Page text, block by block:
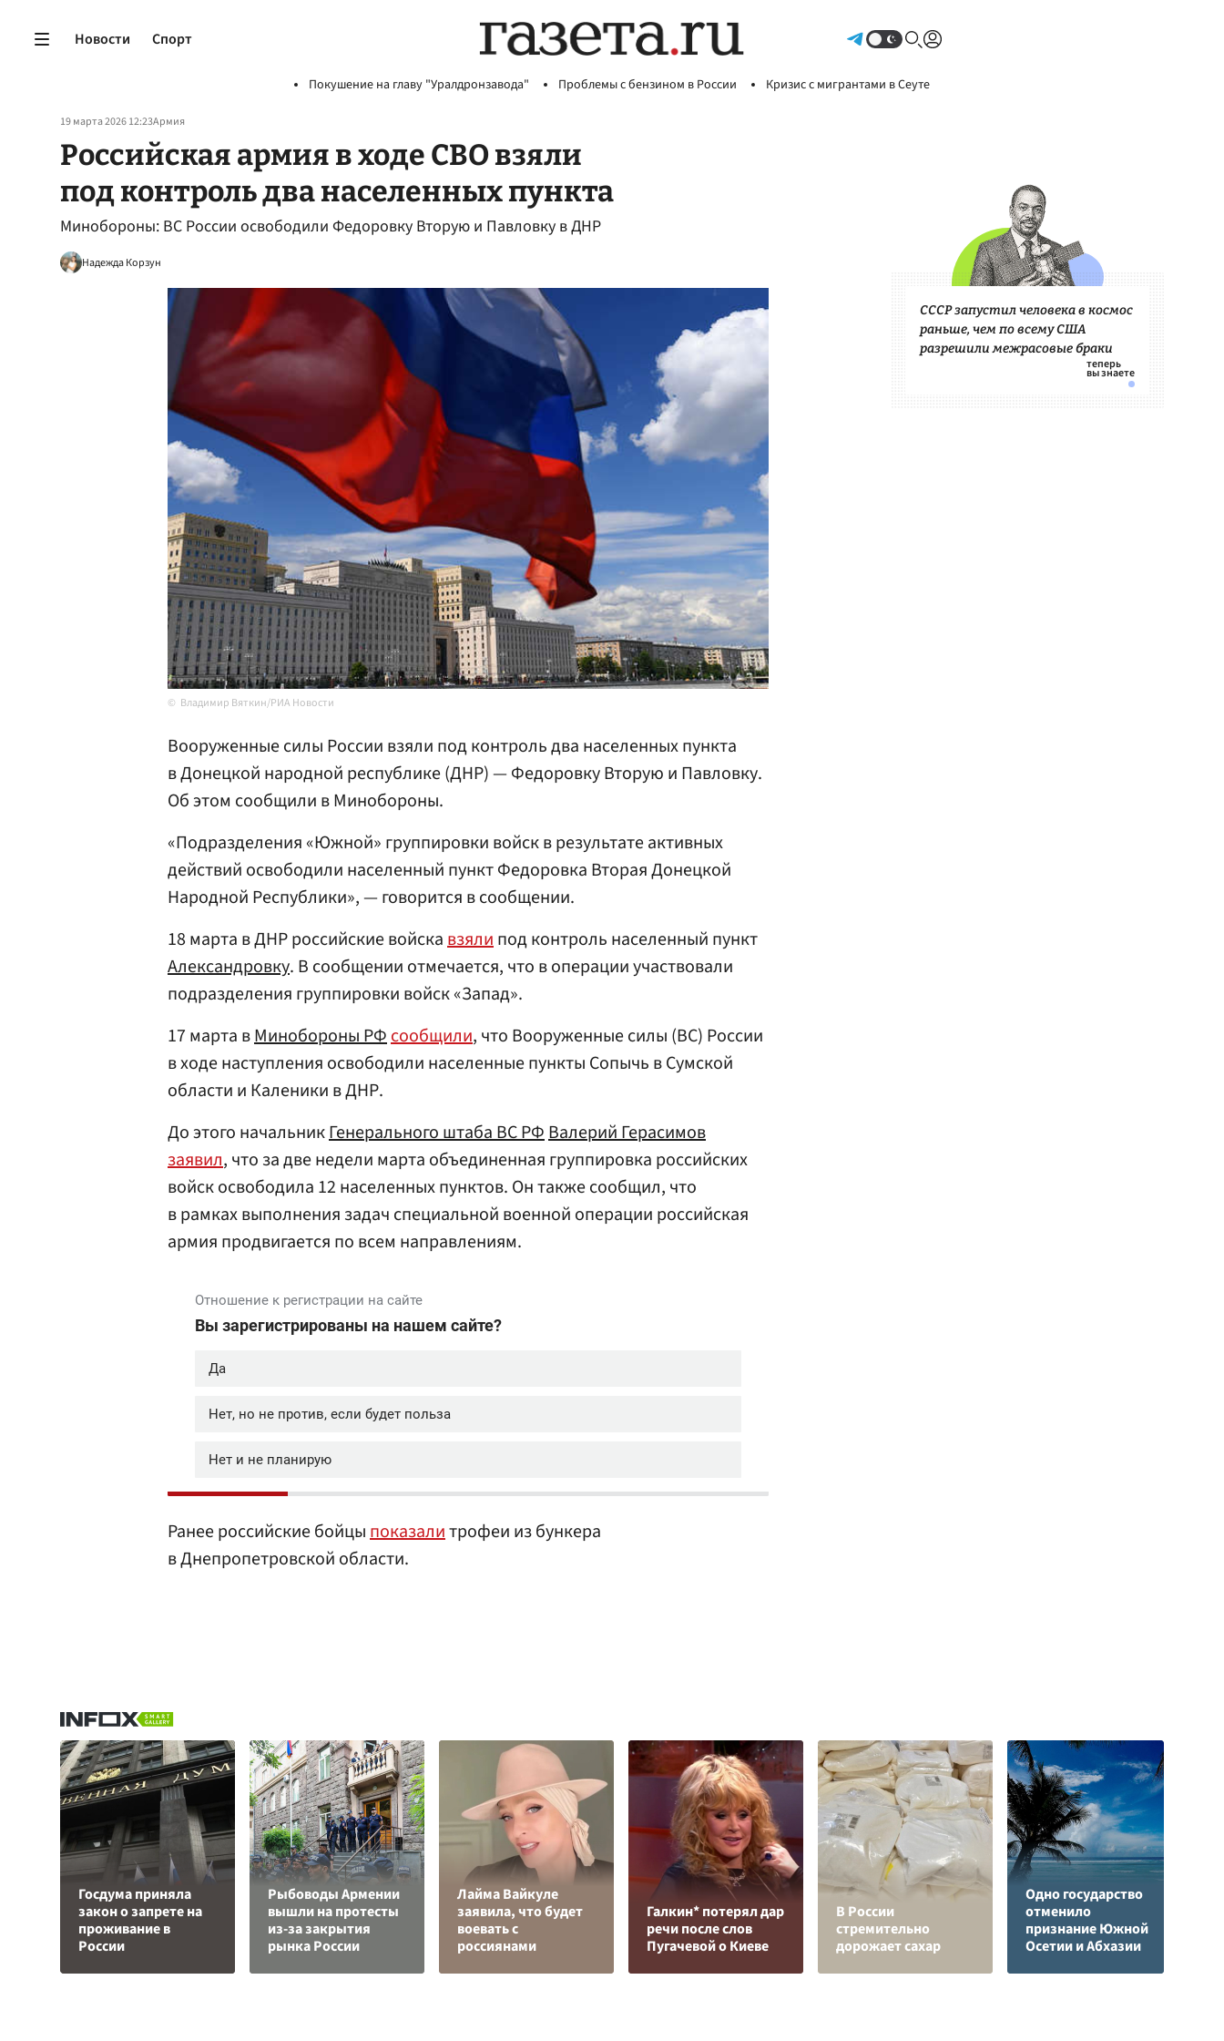
Новости Спорт
Покушение на главу "Уралдронзавода" Проблемы с бензином в России Кризис с мигрантами в Сеуте
19 марта 2026 12:23Армия
Российская армия в ходе СВО взяли
под контроль два населенных пункта
Минобороны: ВС России освободили Федоровку Вторую и Павловку в ДНР
Надежда Корзун
Владимир Вяткин/РИА Новости
Вооруженные силы России взяли под контроль два населенных пункта
в Донецкой народной республике (ДНР) — Федоровку Вторую и Павловку.
Об этом сообщили в Минобороны.
«Подразделения «Южной» группировки войск в результате активных
действий освободили населенный пункт Федоровка Вторая Донецкой
Народной Республики», — говорится в сообщении.
18 марта в ДНР российские войскавзялипод контроль населенный пункт
Александровку. В сообщении отмечается, что в операции участвовали
подразделения группировки войск «Запад».
17 марта вМинобороны РФсообщили, что Вооруженные силы (ВС) России
в ходе наступления освободили населенные пункты Сопычь в Сумской
области и Каленики в ДНР.
До этого начальникГенерального штаба ВС РФВалерий Герасимов
заявил, что за две недели марта объединенная группировка российских
войск освободила 12 населенных пунктов. Он также сообщил, что
в рамках выполнения задач специальной военной операции российская
армия продвигается по всем направлениям.
Ранее российские бойцыпоказалитрофеи из бункера
в Днепропетровской области.
СССР запустил человека в космос
раньше, чем по всему США
разрешили межрасовые браки
Госдума приняла
закон о запрете на
проживание в
России
Рыбоводы Армении
вышли на протесты
из-за закрытия
рынка России
Лайма Вайкуле
заявила, что будет
воевать с
россиянами
Галкин* потерял дар
речи после слов
Пугачевой о Киеве
В России
стремительно
дорожает сахар
Одно государство
отменило
признание Южной
Осетии и Абхазии